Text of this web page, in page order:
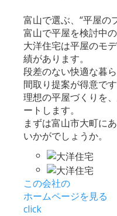
富山で選ぶ、“平屋の
富山で平屋を検討中の
大洋住宅は平屋のモ
績があります。
段差のない快適な暮
間取り提案が得意です
理想の平屋づくりを
ートします。
まずは富山市大町に
いかがでしょうか。
この会社の
ホームページを見る
click